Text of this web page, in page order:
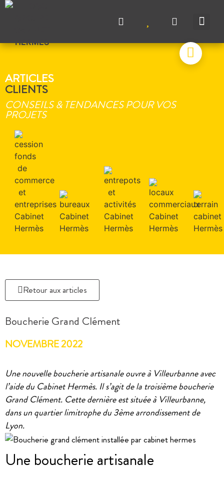
ARTICLES
CLIENTS
CONSEILS & TENDANCES POUR VOS
PROJETS
Retour aux articles
Boucherie Grand Clément
NOVEMBRE 2022
Une nouvelle boucherie artisanale ouvre à Villeurbanne avec
l’aide du Cabinet Hermès. Il s’agit de la troisième boucherie
Grand Clément. Cette dernière est située à Villeurbanne,
dans un quartier limitrophe du 3ème arrondissement de
Lyon.
Une boucherie artisanale